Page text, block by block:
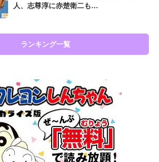
人、志尊淳に赤楚衛二も…
ランキング一覧